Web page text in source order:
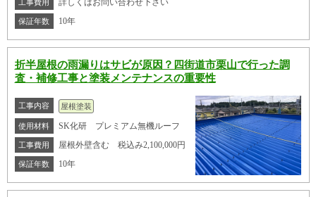
工事費用 詳しくはお問い合わせ下さい
保証年数 10年
折半屋根の雨漏りはサビが原因？四街道市栗山で行った調
査・補修工事と塗装メンテナンスの重要性
工事内容 屋根塗装
使用材料 SK化研 プレミアム無機ルーフ
工事費用 屋根外壁含む 税込み2,100,000円
保証年数 10年